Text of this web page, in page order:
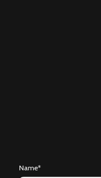
Name*